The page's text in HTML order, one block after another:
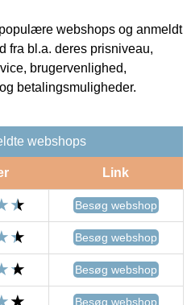
webshops og anmeldt
fra bl.a. deres prisniveau,
brugervenlighed,
betalingsmuligheder.
webshops
Link
Besøg webshop
Besøg webshop
Besøg webshop
Besøg webshop